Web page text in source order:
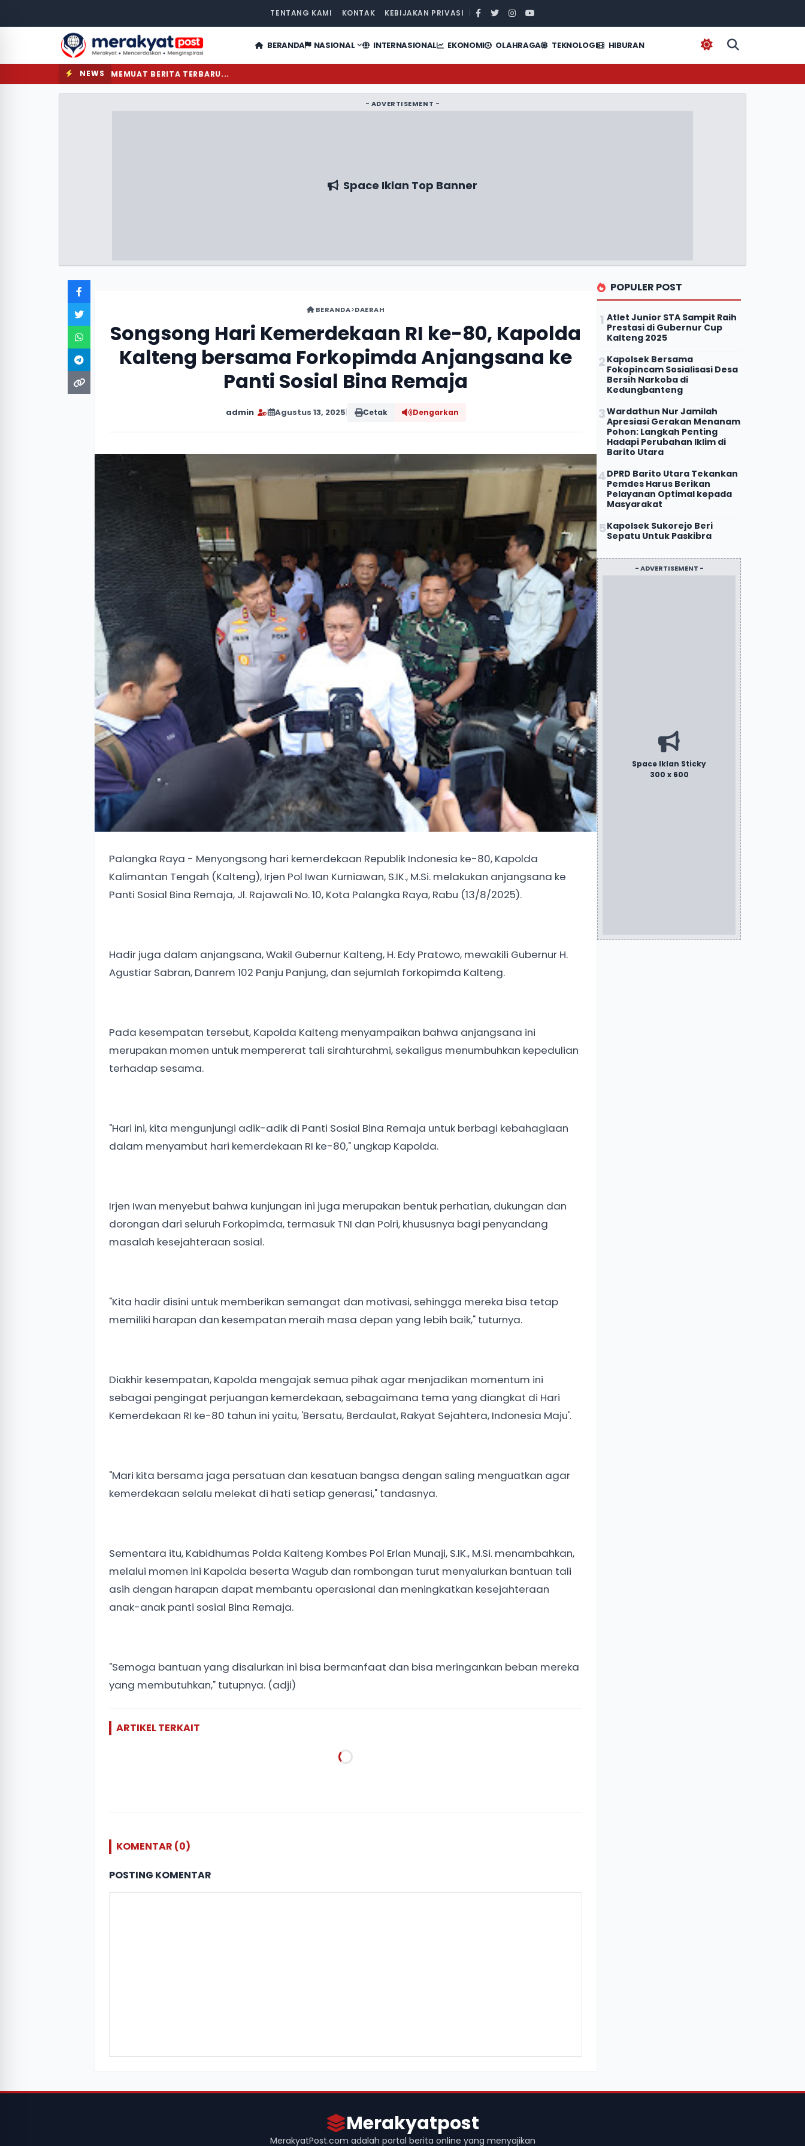
TENTANG KAMI KONTAK KEBIJAKAN PRIVASI
BERANDA NASIONAL INTERNASIONAL EKONOMI OLAHRAGA TEKNOLOGI HIBURAN
NEWS MEMUAT BERITA TERBARU...
- ADVERTISEMENT -
Space Iklan Top Banner
BERANDA DAERAH
Songsong Hari Kemerdekaan RI ke-80, Kapolda
Kalteng bersama Forkopimda Anjangsana ke
Panti Sosial Bina Remaja
admin | Agustus 13, 2025 Cetak Dengarkan
Palangka Raya - Menyongsong hari kemerdekaan Republik Indonesia ke-80, Kapolda
Kalimantan Tengah (Kalteng), Irjen Pol Iwan Kurniawan, S.IK., M.Si. melakukan anjangsana ke
Panti Sosial Bina Remaja, Jl. Rajawali No. 10, Kota Palangka Raya, Rabu (13/8/2025).
Hadir juga dalam anjangsana, Wakil Gubernur Kalteng, H. Edy Pratowo, mewakili Gubernur H.
Agustiar Sabran, Danrem 102 Panju Panjung, dan sejumlah forkopimda Kalteng.
Pada kesempatan tersebut, Kapolda Kalteng menyampaikan bahwa anjangsana ini
merupakan momen untuk mempererat tali sirahturahmi, sekaligus menumbuhkan kepedulian
terhadap sesama.
"Hari ini, kita mengunjungi adik-adik di Panti Sosial Bina Remaja untuk berbagi kebahagiaan
dalam menyambut hari kemerdekaan RI ke-80," ungkap Kapolda.
Irjen Iwan menyebut bahwa kunjungan ini juga merupakan bentuk perhatian, dukungan dan
dorongan dari seluruh Forkopimda, termasuk TNI dan Polri, khususnya bagi penyandang
masalah kesejahteraan sosial.
"Kita hadir disini untuk memberikan semangat dan motivasi, sehingga mereka bisa tetap
memiliki harapan dan kesempatan meraih masa depan yang lebih baik," tuturnya.
Diakhir kesempatan, Kapolda mengajak semua pihak agar menjadikan momentum ini
sebagai pengingat perjuangan kemerdekaan, sebagaimana tema yang diangkat di Hari
Kemerdekaan RI ke-80 tahun ini yaitu, 'Bersatu, Berdaulat, Rakyat Sejahtera, Indonesia Maju'.
"Mari kita bersama jaga persatuan dan kesatuan bangsa dengan saling menguatkan agar
kemerdekaan selalu melekat di hati setiap generasi," tandasnya.
Sementara itu, Kabidhumas Polda Kalteng Kombes Pol Erlan Munaji, S.IK., M.Si. menambahkan,
melalui momen ini Kapolda beserta Wagub dan rombongan turut menyalurkan bantuan tali
asih dengan harapan dapat membantu operasional dan meningkatkan kesejahteraan
anak-anak panti sosial Bina Remaja.
"Semoga bantuan yang disalurkan ini bisa bermanfaat dan bisa meringankan beban mereka
yang membutuhkan," tutupnya. (adji)
ARTIKEL TERKAIT
KOMENTAR (0)
POSTING KOMENTAR
POPULER POST
Atlet Junior STA Sampit Raih
Prestasi di Gubernur Cup
Kalteng 2025
Kapolsek Bersama
Fokopincam Sosialisasi Desa
Bersih Narkoba di
Kedungbanteng
Wardathun Nur Jamilah
Apresiasi Gerakan Menanam
Pohon: Langkah Penting
Hadapi Perubahan Iklim di
Barito Utara
DPRD Barito Utara Tekankan
Pemdes Harus Berikan
Pelayanan Optimal kepada
Masyarakat
Kapolsek Sukorejo Beri
Sepatu Untuk Paskibra
- ADVERTISEMENT -
Space Iklan Sticky
300 x 600
Merakyatpost
MerakyatPost.com adalah portal berita online yang menyajikan